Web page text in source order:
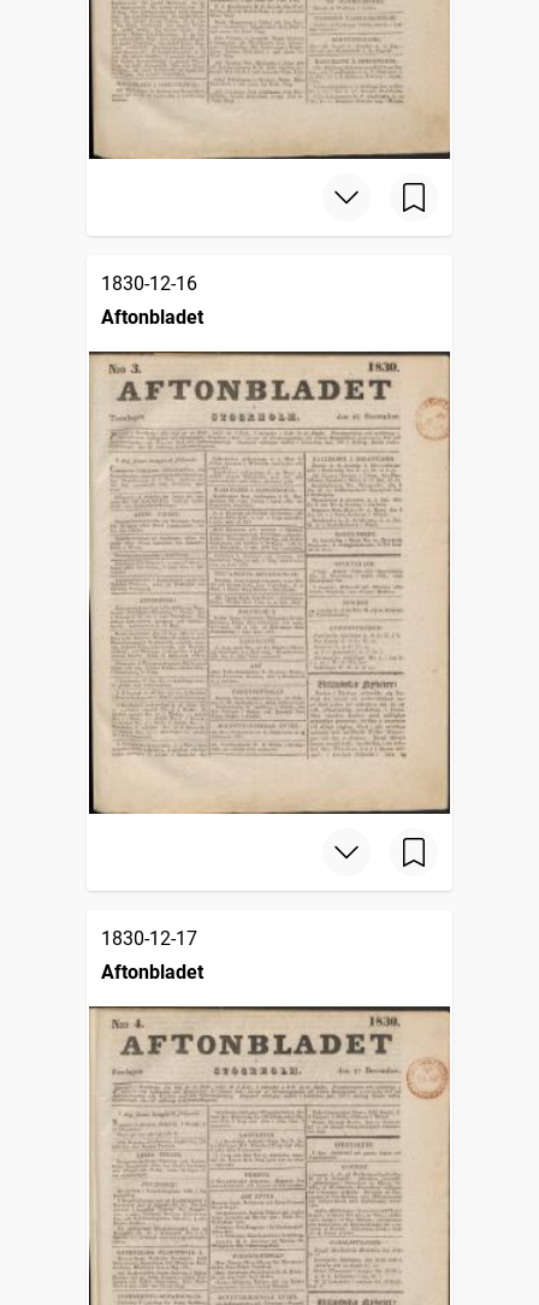
1830-12-16
Aftonbladet
1830-12-17
Aftonbladet